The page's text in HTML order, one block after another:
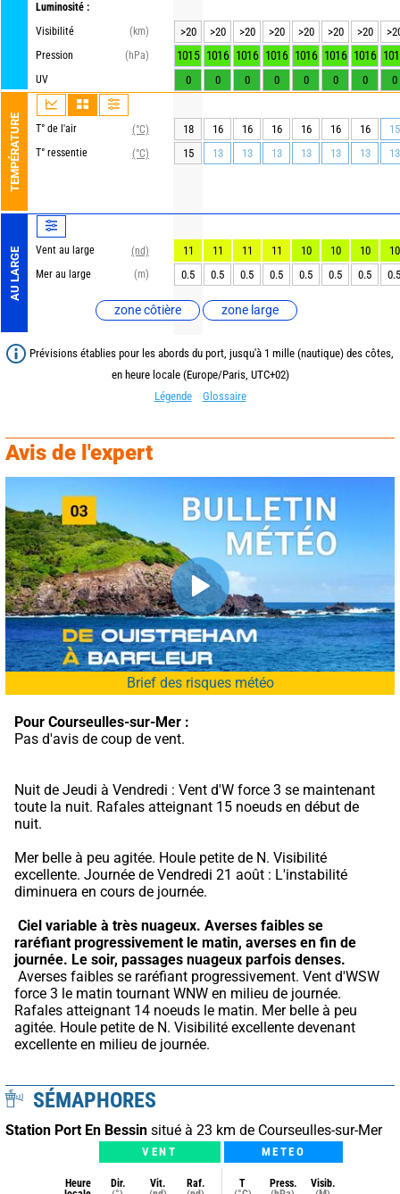
Luminosité :
Visibilité
(km)
Pression
(hPa)
UV
TEMPÉRATURE T° de l'air
(°C)
T° ressentie
(°C)
AU LARGE Vent au large
(nd)
Mer au large
(m)
zone côtière zone large
>20 >20 >20 >20 >20 >20 >20
1015 1016 1016 1016 1016 1016 1016
0 0 0 0 0 0 0 0
18 16 16 16 16 16 16
15
15
13 13 13 13 13 13 13
11 11 11 11 10 10 10
10
0.5
0.5 0.5 0.5 0.5 0.5 0.5 0.5
Prévisions établies pour les abords du port, jusqu'à 1 mille (nautique) des côtes,
en heure locale (Europe/Paris, UTC+02)
Légende
Glossaire
Avis de l'expert
Brief des risques météo
Pour Courseulles-sur-Mer :
Pas d'avis de coup de vent.
Nuit de Jeudi à Vendredi : Vent d'W force 3 se maintenant
toute la nuit. Rafales atteignant 15 noeuds en début de
nuit.
Mer belle à peu agitée. Houle petite de N. Visibilité
excellente. Journée de Vendredi 21 août : L'instabilité
diminuera en cours de journée.
Ciel variable à très nuageux. Averses faibles se
raréfiant progressivement le matin, averses en fin de
journée. Le soir, passages nuageux parfois denses.
force 3 le matin tournant WNW en milieu de journée.
Rafales atteignant 14 noeuds le matin. Mer belle à peu
agitée. Houle petite de N. Visibilité excellente devenant
excellente en milieu de journée.
SÉMAPHORES
Station Port En Bessin situé à 23 km de Courseulles-sur-Mer
VENT METEO
Heure
Dir.
Vit.
Raf.
T
Press.
Visib.